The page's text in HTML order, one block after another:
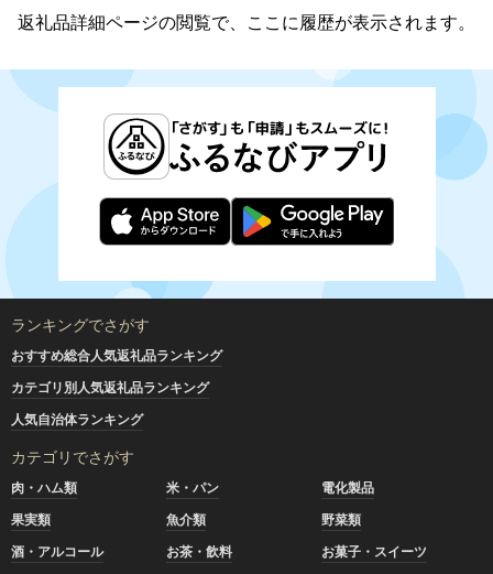
返礼品詳細ページの閲覧で、ここに履歴が表示されます。
ランキングでさがす
おすすめ総合人気返礼品ランキング
カテゴリ別人気返礼品ランキング
人気自治体ランキング
カテゴリでさがす
肉・ハム類 米・パン
電化製品
果実類
魚介類
野菜類
酒・アルコール
お茶・飲料
お菓子・スイーツ